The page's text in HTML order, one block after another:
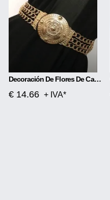
Decoración De Flores De Cadena De Cinturón Ancho Elástico De Metal De Moda
€ 14.66 + IVA*